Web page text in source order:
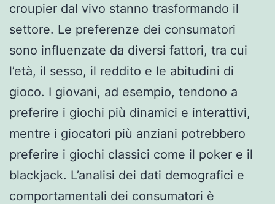
croupier dal vivo stanno trasformando il
settore. Le preferenze dei consumatori
sono influenzate da diversi fattori, tra cui
l’età, il sesso, il reddito e le abitudini di
gioco. I giovani, ad esempio, tendono a
preferire i giochi più dinamici e interattivi,
mentre i giocatori più anziani potrebbero
preferire i giochi classici come il poker e il
blackjack. L’analisi dei dati demografici e
comportamentali dei consumatori è